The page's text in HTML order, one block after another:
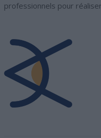
professionnels pour